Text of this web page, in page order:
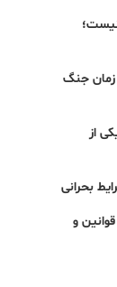
زمان جنگ
از
بحرانی
و